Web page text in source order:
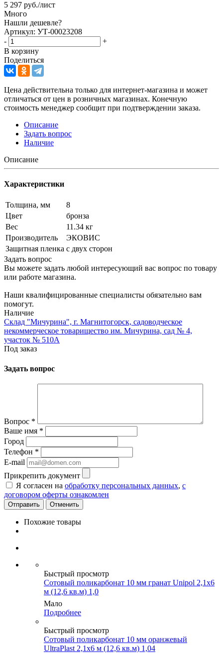
5 297 руб./лист
Много
Нашли дешевле?
Артикул: УТ-00023208
-
+
В корзину
Поделиться
Цена действительна только для интернет-магазина и может
отличаться от цен в розничных магазинах. Конечную
стоимость менеджер сообщит при подтверждении заказа.
Описание
Задать вопрос
Наличие
Описание
Характеристики
Толщина, мм
8
Цвет
бронза
Вес
11.34 кг
Производитель
ЭКОВИС
Защитная пленка с двух сторон
Задать вопрос
Вы можете задать любой интересующий вас вопрос по товару
или работе магазина.
Наши квалифицированные специалисты обязательно вам
помогут.
Наличие
Склад "Мичурина", г. Магнитогорск, садоводческое
некоммерческое товарищество им. Мичурина, сад № 4,
участок № 510А
Под заказ
Задать вопрос
Вопрос *
Ваше имя *
Город
Телефон *
E-mail
Прикрепить документ
Я согласен на обработку персональных данных, с
договором оферты ознакомлен
Отменить
Похожие товары
Быстрый просмотр
Сотовый поликарбонат 10 мм гранат Unipol 2,1х6
м (12,6 кв.м) 1,0
Мало
Подробнее
Быстрый просмотр
Сотовый поликарбонат 10 мм оранжевый
UltraPlast 2,1х6 м (12,6 кв.м) 1,04